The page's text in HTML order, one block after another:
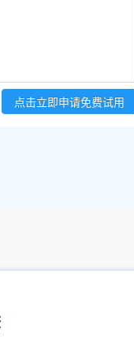
点击立即申请免费试用